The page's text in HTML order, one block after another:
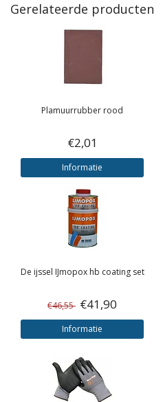
Gerelateerde producten
Plamuurrubber rood
€2,01
Informatie
De ijssel IJmopox hb coating set
€46,55 €41,90
Informatie